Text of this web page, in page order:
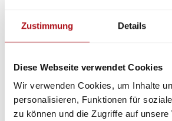
Zustimmung Details
Diese Webseite verwendet Cookies
Wir verwenden Cookies, um Inhalte
personalisieren, Funktionen für
zu können und die Zugriffe auf unsere
übernehmen wir unter
Funktion des externen
Brandschutzschulungen
Brandschutzordnungen
Rettungspläne.